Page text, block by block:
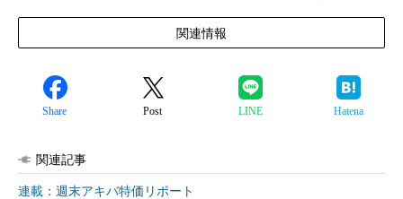
関連情報
Share Post LINE Hatena
関連記事
連載：週末アキバ特価リポート